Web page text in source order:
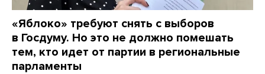
«Яблоко» требуют снять с выборов
в Госдуму. Но это не должно помешать
тем, кто идет от партии в региональные
парламенты